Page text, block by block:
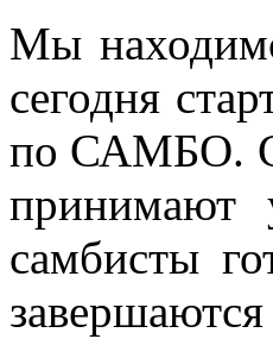
Мы
сегодня
по САМБО.
принимают
самбисты